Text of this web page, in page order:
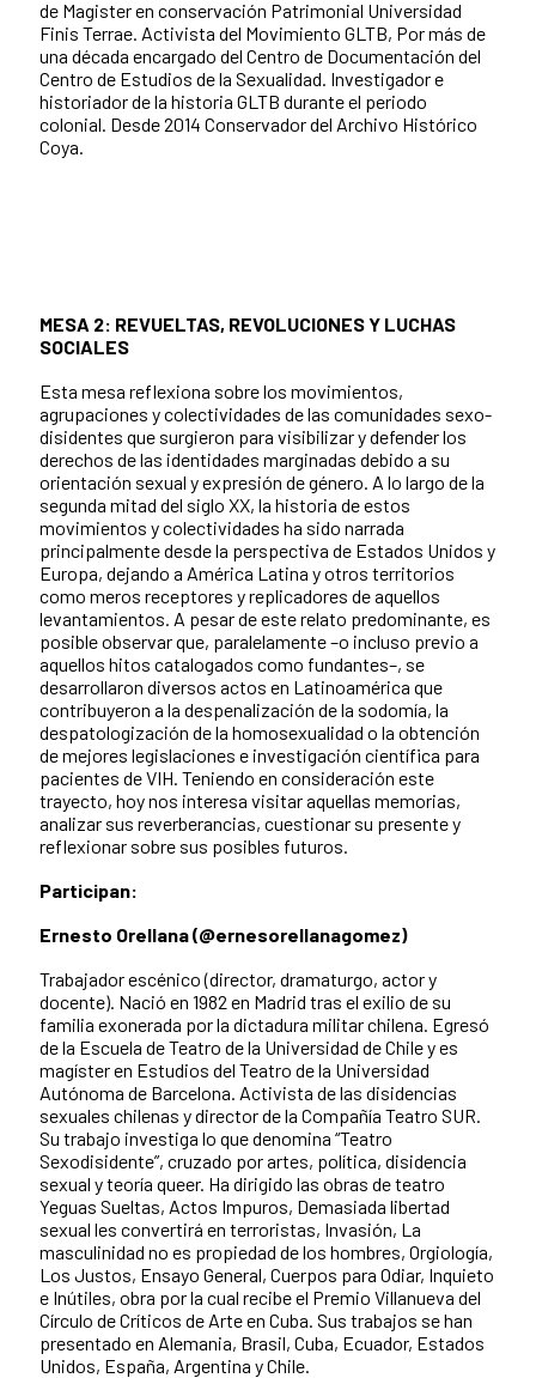
de Magister en conservación Patrimonial Universidad
Finis Terrae. Activista del Movimiento GLTB, Por más de
una década encargado del Centro de Documentación del
Centro de Estudios de la Sexualidad. Investigador e
historiador de la historia GLTB durante el periodo
colonial. Desde 2014 Conservador del Archivo Histórico
Coya.
MESA 2: REVUELTAS, REVOLUCIONES Y LUCHAS
SOCIALES
Esta mesa reflexiona sobre los movimientos,
agrupaciones y colectividades de las comunidades sexo-
disidentes que surgieron para visibilizar y defender los
derechos de las identidades marginadas debido a su
orientación sexual y expresión de género. A lo largo de la
segunda mitad del siglo XX, la historia de estos
movimientos y colectividades ha sido narrada
principalmente desde la perspectiva de Estados Unidos y
Europa, dejando a América Latina y otros territorios
como meros receptores y replicadores de aquellos
levantamientos. A pesar de este relato predominante, es
posible observar que, paralelamente –o incluso previo a
aquellos hitos catalogados como fundantes–, se
desarrollaron diversos actos en Latinoamérica que
contribuyeron a la despenalización de la sodomía, la
despatologización de la homosexualidad o la obtención
de mejores legislaciones e investigación científica para
pacientes de VIH. Teniendo en consideración este
trayecto, hoy nos interesa visitar aquellas memorias,
analizar sus reverberancias, cuestionar su presente y
reflexionar sobre sus posibles futuros.
Participan:
Ernesto Orellana (@ernesorellanagomez)
Trabajador escénico (director, dramaturgo, actor y
docente). Nació en 1982 en Madrid tras el exilio de su
familia exonerada por la dictadura militar chilena. Egresó
de la Escuela de Teatro de la Universidad de Chile y es
magíster en Estudios del Teatro de la Universidad
Autónoma de Barcelona. Activista de las disidencias
sexuales chilenas y director de la Compañía Teatro SUR.
Su trabajo investiga lo que denomina “Teatro
Sexodisidente”, cruzado por artes, política, disidencia
sexual y teoría queer. Ha dirigido las obras de teatro
Yeguas Sueltas, Actos Impuros, Demasiada libertad
sexual les convertirá en terroristas, Invasión, La
masculinidad no es propiedad de los hombres, Orgiología,
Los Justos, Ensayo General, Cuerpos para Odiar, Inquieto
e Inútiles, obra por la cual recibe el Premio Villanueva del
Círculo de Críticos de Arte en Cuba. Sus trabajos se han
presentado en Alemania, Brasil, Cuba, Ecuador, Estados
Unidos, España, Argentina y Chile.